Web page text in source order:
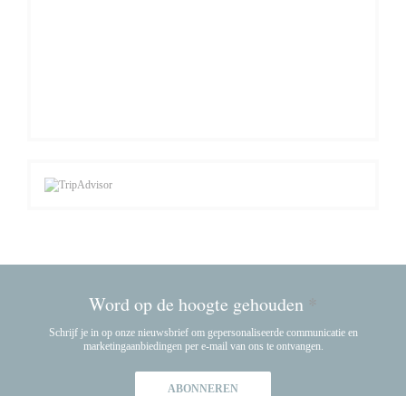
Word op de hoogte gehouden *
Schrijf je in op onze nieuwsbrief om gepersonaliseerde communicatie en
marketingaanbiedingen per e-mail van ons te ontvangen.
ABONNEREN